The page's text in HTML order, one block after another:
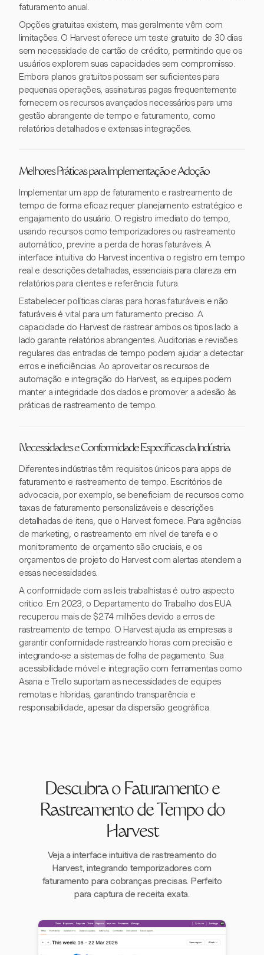
faturamento anual.
Opções gratuitas existem, mas geralmente vêm com
limitações. O Harvest oferece um teste gratuito de 30 dias
sem necessidade de cartão de crédito, permitindo que os
usuários explorem suas capacidades sem compromisso.
Embora planos gratuitos possam ser suficientes para
pequenas operações, assinaturas pagas frequentemente
fornecem os recursos avançados necessários para uma
gestão abrangente de tempo e faturamento, como
relatórios detalhados e extensas integrações.
Melhores Práticas para Implementação e Adoção
Implementar um app de faturamento e rastreamento de
tempo de forma eficaz requer planejamento estratégico e
engajamento do usuário. O registro imediato do tempo,
usando recursos como temporizadores ou rastreamento
automático, previne a perda de horas faturáveis. A
interface intuitiva do Harvest incentiva o registro em tempo
real e descrições detalhadas, essenciais para clareza em
relatórios para clientes e referência futura.
Estabelecer políticas claras para horas faturáveis e não
faturáveis é vital para um faturamento preciso. A
capacidade do Harvest de rastrear ambos os tipos lado a
lado garante relatórios abrangentes. Auditorias e revisões
regulares das entradas de tempo podem ajudar a detectar
erros e ineficiências. Ao aproveitar os recursos de
automação e integração do Harvest, as equipes podem
manter a integridade dos dados e promover a adesão às
práticas de rastreamento de tempo.
Necessidades e Conformidade Específicas da Indústria
Diferentes indústrias têm requisitos únicos para apps de
faturamento e rastreamento de tempo. Escritórios de
advocacia, por exemplo, se beneficiam de recursos como
taxas de faturamento personalizáveis e descrições
detalhadas de itens, que o Harvest fornece. Para agências
de marketing, o rastreamento em nível de tarefa e o
monitoramento de orçamento são cruciais, e os
orçamentos de projeto do Harvest com alertas atendem a
essas necessidades.
A conformidade com as leis trabalhistas é outro aspecto
crítico. Em 2023, o Departamento do Trabalho dos EUA
recuperou mais de $274 milhões devido a erros de
rastreamento de tempo. O Harvest ajuda as empresas a
garantir conformidade rastreando horas com precisão e
integrando-se a sistemas de folha de pagamento. Sua
acessibilidade móvel e integração com ferramentas como
Asana e Trello suportam as necessidades de equipes
remotas e híbridas, garantindo transparência e
responsabilidade, apesar da dispersão geográfica.
Descubra o Faturamento e
Rastreamento de Tempo do
Harvest
Veja a interface intuitiva de rastreamento do
Harvest, integrando temporizadores com
faturamento para cobranças precisas. Perfeito
para captura de receita exata.